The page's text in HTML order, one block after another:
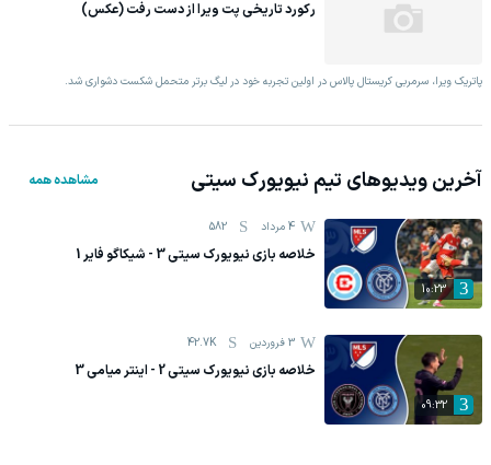
رکورد تاریخی پت ویرا از دست رفت (عکس)
پاتریک ویرا، سرمربی کریستال پالاس در اولین تجربه خود در لیگ برتر متحمل شکست دشواری شد.
آخرین ویدیوهای تیم نیویورک سیتی مشاهده همه
10:23
4 مرداد 582
خلاصه بازی نیویورک سیتی 3 - شیکاگو فایر 1
09:32
3 فروردين 42.7K
خلاصه بازی نیویورک سیتی 2 - اینتر میامی 3